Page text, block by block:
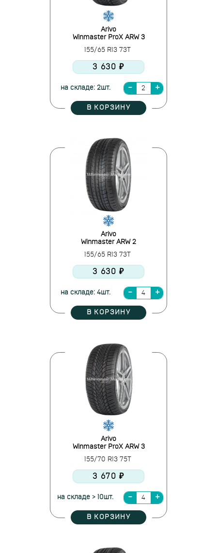
Arivo
Winmaster ProX ARW 3
155/65 R13 73T
3 630 ₽
на складе: 2шт.
В КОРЗИНУ
Arivo
Winmaster ARW 2
155/65 R13 73T
3 630 ₽
на складе: 4шт.
В КОРЗИНУ
Arivo
Winmaster ProX ARW 3
155/70 R13 75T
3 670 ₽
на складе > 10шт.
В КОРЗИНУ